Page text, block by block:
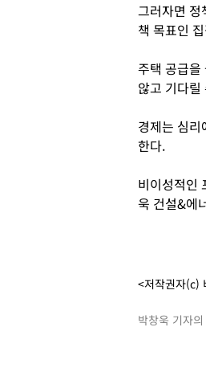
그러자면 정
책 목표인
주택 공급을
않고 기다릴
경제는 심
한다.
비이성적인
욱 건설&에
<저작권자(c)
박창욱 기자